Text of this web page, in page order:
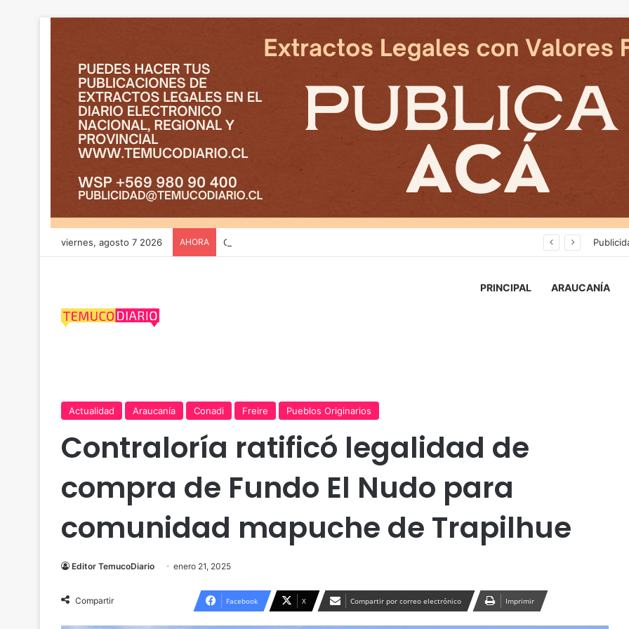
viernes, agosto 7 2026 AHORA
PRINCIPAL ARAUCANÍA
Actualidad Araucanía Conadi Freire Pueblos Originarios
Contraloría ratificó legalidad de
compra de Fundo El Nudo para
comunidad mapuche de Trapilhue
Editor TemucoDiario enero 21, 2025
Compartir Facebook X Compartir por correo electrónico Imprimir